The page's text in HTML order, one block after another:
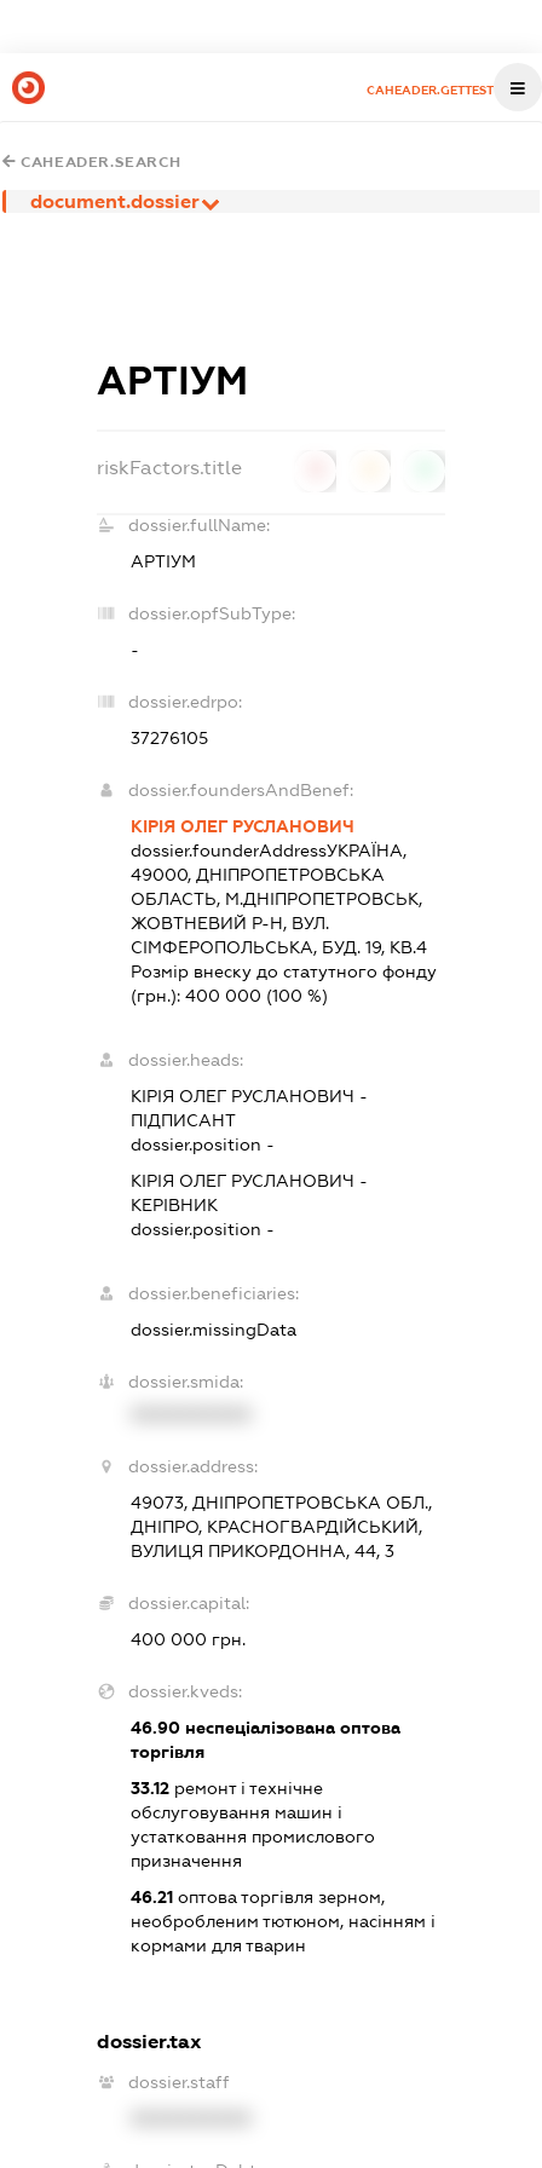
CAHEADER.GETTEST
CAHEADER.SEARCH
document.dossier
АРТІУМ
riskFactors.title
dossier.fullName:
АРТІУМ
dossier.opfSubType:
-
dossier.edrpo:
37276105
dossier.foundersAndBenef:
КІРІЯ ОЛЕГ РУСЛАНОВИЧ
dossier.founderAddressУКРАЇНА,
49000, ДНIПРОПЕТРОВСЬКА
ОБЛАСТЬ, М.ДНІПРОПЕТРОВСЬК,
ЖОВТНЕВИЙ Р-Н, ВУЛ.
СІМФЕРОПОЛЬСЬКА, БУД. 19, КВ.4
Розмір внеску до статутного фонду
(грн.): 400 000 (100 %)
dossier.heads:
КІРІЯ ОЛЕГ РУСЛАНОВИЧ -
ПІДПИСАНТ
dossier.position -
КІРІЯ ОЛЕГ РУСЛАНОВИЧ -
КЕРІВНИК
dossier.position -
dossier.beneficiaries:
dossier.missingData
dossier.smida:
dossier.address:
49073, ДНІПРОПЕТРОВСЬКА ОБЛ.,
ДНІПРО, КРАСНОГВАРДІЙСЬКИЙ,
ВУЛИЦЯ ПРИКОРДОННА, 44, 3
dossier.capital:
400 000 грн.
dossier.kveds:
46.90неспеціалізована оптова
торгівля
33.12ремонт і технічне
обслуговування машин і
устатковання промислового
призначення
46.21оптова торгівля зерном,
необробленим тютюном, насінням і
кормами для тварин
dossier.tax
dossier.staff